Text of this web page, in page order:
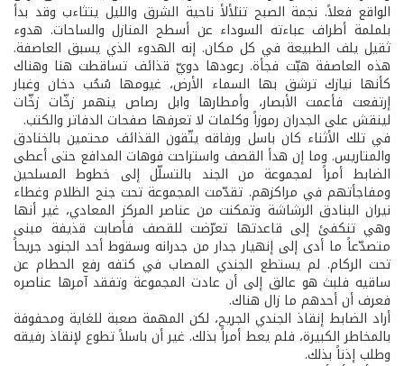
الواقع فعلاً. نجمة الصبح تتلألأ ناحية الشرق والليل يتثاءب وقد بدأ
بلملمة أطراف عباءته السوداء عن أسطح المنازل والساحات. هدوء
ثقيل يلف الطبيعة في كل مكان. إنه الهدوء الذي يسبق العاصفة.
هذه العاصفة هبّت فجأة. رعودها دويّ قذائف تساقطت هنا وهناك
كأنها نيازك ترشق بها السماء الأرض، غيومها سُحُب دخان وغبار
إرتفعت فأعمت الأبصار، وأمطارها وابل رصاص ينهمر زخّات زخّات
لينقش على الجدران رموزاً وكلمات لا تعرفها صفحات الدفاتر والكتب.
في تلك الأثناء كان باسل ورفاقه يتّقون القذائف محتمين بالخنادق
والمتاريس. وما إن هدأ القصف واستراحت فوهات المدافع حتى أعطى
الضابط أمراً لمجموعة من الجند بالتسلّل إلى خطوط المسلحين
ومفاجأتهم في مراكزهم. تقدّمت المجموعة تحت جنح الظلام وغطاء
نيران البنادق الرشاشة وتمكنت من عناصر المركز المعادي، غير أنها
وهي تنكفئ إلى قاعدتها تعرّضت للقصف فأصابت قذيفة مبنى
متصدّعاً ما أدى إلى إنهيار جدار من جدرانه وسقوط أحد الجنود جريحاً
تحت الركام. لم يستطع الجندي المصاب في كتفه رفع الحطام عن
ساقيه فلبث هو عالق إلى أن عادت المجموعة وتفقد آمرها عناصره
فعرف أن أحدهم ما زال هناك.
أراد الضابط إنقاذ الجندي الجريح، لكن المهمة صعبة للغاية ومحفوفة
بالمخاطر الكبيرة، فلم يعط أمراً بذلك. غير أن باسلاً تطوع لإنقاذ رفيقه
وطلب إذناً بذلك.